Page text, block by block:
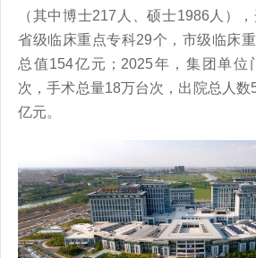
（其中博士217人、硕士1986人）
省级临床重点专科29个，市级临床
总值154亿元；2025年，集团单位
次，手术总量18万台次，出院总人
亿元。